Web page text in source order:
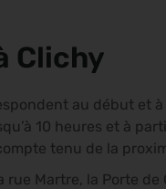
Clichy
au début et
10 heures et à
tenu de la
rue Martre, la Porte